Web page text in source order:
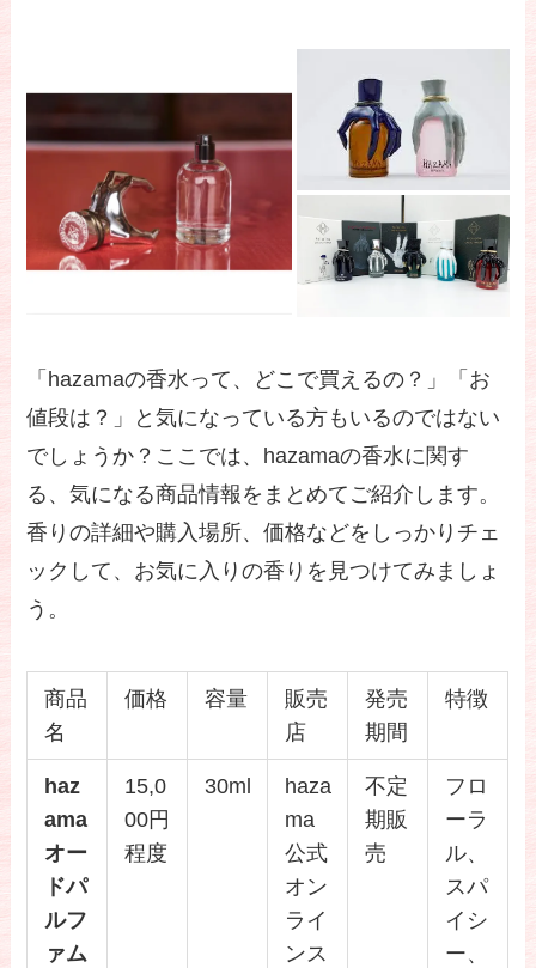
「hazamaの香水って、どこで買えるの？」「お
値段は？」と気になっている方もいるのではない
でしょうか？ここでは、hazamaの香水に関す
る、気になる商品情報をまとめてご紹介します。
香りの詳細や購入場所、価格などをしっかりチェ
ックして、お気に入りの香りを見つけてみましょ
う。
商品
名
価格 容量
販売
店
発売
期間
特徴
haz
ama
オー
ドパ
ルフ
ァム
15,0
00円
程度
30ml
haza
ma
公式
オン
ライ
ンス
不定
期販
売
フロ
ーラ
ル、
スパ
イシ
ー、